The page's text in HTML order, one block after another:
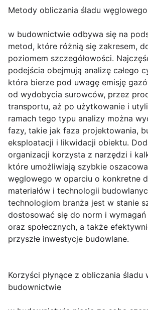
Metody obliczania śladu
w budownictwie odbywa się na
metod, które różnią się zakresem,
poziomem szczegółowości.
podejścia obejmują analizę całego
która bierze pod uwagę emisję
od wydobycia surowców, przez
transportu, aż po użytkowanie i
ramach tego typu analizy można
fazy, takie jak faza projektowania,
eksploatacji i likwidacji obiektu.
organizacji korzysta z narzędzi i
które umożliwiają szybkie
węglowego w oparciu o konkretne
materiałów i technologii
technologiom branża jest w stanie
dostosować się do norm i
oraz społecznych, a także
przyszłe inwestycje budowlane.
Korzyści płynące z obliczania śladu
budownictwie